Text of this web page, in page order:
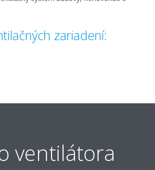
zariadení:
ventilátora